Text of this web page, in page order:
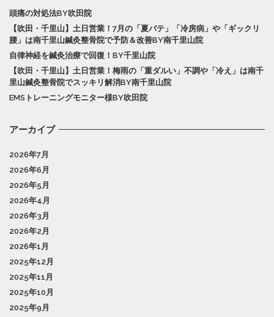
頭痛の対処法BY吹田院
【吹田・千里山】土日営業！7月の「夏バテ」「冷房病」や「ギックリ
腰」は南千里山鍼灸整骨院で予防＆改善BY南千里山院
自律神経を鍼灸治療で回復！BY千里山院
【吹田・千里山】土日営業！梅雨の「重ダルい」不調や「冷え」は南千
里山鍼灸整骨院でスッキリ解消BY南千里山院
EMSトレーニングモニター様BY吹田院
アーカイブ
2026年7月
2026年6月
2026年5月
2026年4月
2026年3月
2026年2月
2026年1月
2025年12月
2025年11月
2025年10月
2025年9月